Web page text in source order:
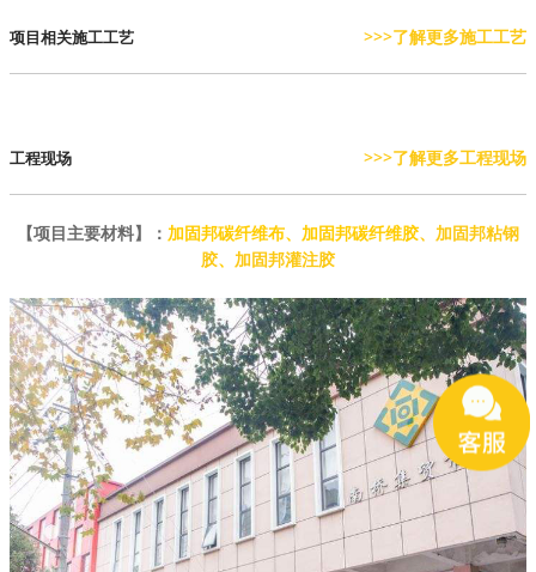
项目相关施工工艺 >>>了解更多施工工艺
工程现场 >>>了解更多工程现场
【项目主要材料】： 加固邦碳纤维布、 加固邦碳纤维胶、 加固邦粘钢
胶、 加固邦灌注胶